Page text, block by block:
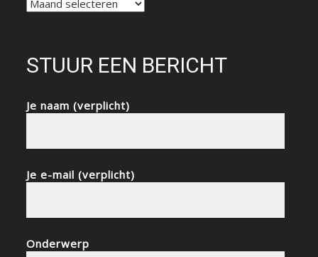
STUUR EEN BERICHT
Je naam (verplicht)
Je e-mail (verplicht)
Onderwerp